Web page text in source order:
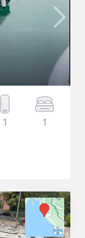
1 1